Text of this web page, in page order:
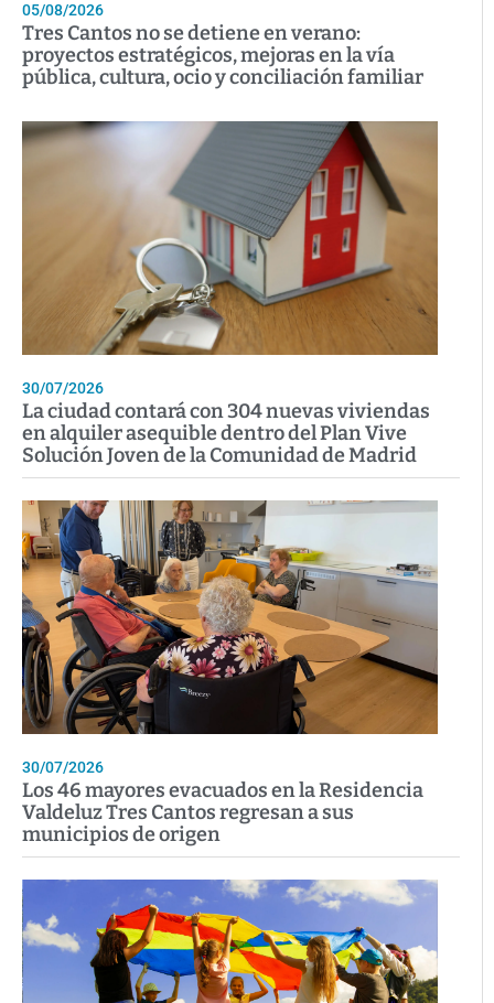
05/08/2026
Tres Cantos no se detiene en verano:
proyectos estratégicos, mejoras en la vía
pública, cultura, ocio y conciliación familiar
30/07/2026
La ciudad contará con 304 nuevas viviendas
en alquiler asequible dentro del Plan Vive
Solución Joven de la Comunidad de Madrid
30/07/2026
Los 46 mayores evacuados en la Residencia
Valdeluz Tres Cantos regresan a sus
municipios de origen